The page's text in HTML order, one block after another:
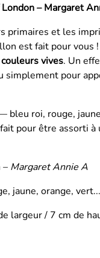
– Margaret
primaires et les
est fait pour vous
vives. Un
simplement pour
bleu roi, rouge,
pour être assorti
– Margaret Annie A
jaune, orange, vert...
largeur / 7 cm de